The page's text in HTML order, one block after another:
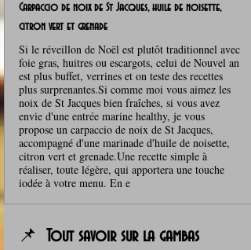
Carpaccio de noix de St Jacques, huile de noisette,
citron vert et grenade
Si le réveillon de Noël est plutôt traditionnel avec
foie gras, huitres ou escargots, celui de Nouvel an
est plus buffet, verrines et on teste des recettes
plus surprenantes.Si comme moi vous aimez les
noix de St Jacques bien fraîches, si vous avez
envie d'une entrée marine healthy, je vous
propose un carpaccio de noix de St Jacques,
accompagné d'une marinade d'huile de noisette,
citron vert et grenade.Une recette simple à
réaliser, toute légère, qui apportera une touche
iodée à votre menu. En e
📌 Tout savoir sur la gambas